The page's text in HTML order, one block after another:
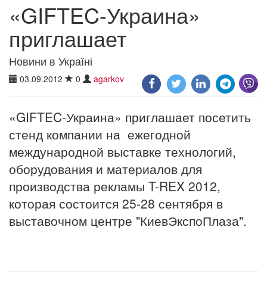
«GIFTEC-Украина»
приглашает
Новини в Україні
03.09.2012 0 agarkov
«GIFTEC-Украина» приглашает посетить
стенд компании на ежегодной
международной выставке технологий,
оборудования и материалов для
производства рекламы T-REX 2012,
которая состоится 25-28 сентября в
выставочном центре "КиевЭкспоПлаза".